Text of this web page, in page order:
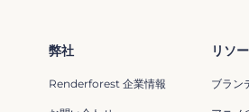
弊社
Renderforest 企業情報
リソ
ブラン